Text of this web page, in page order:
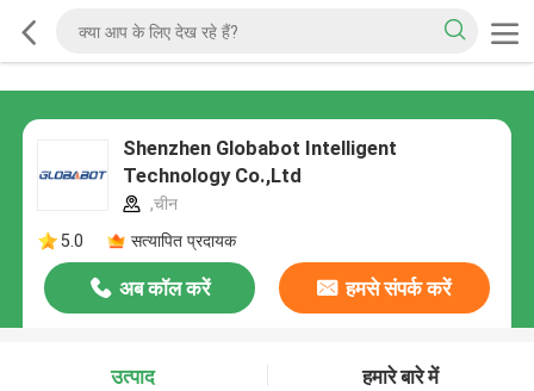
Shenzhen Globabot Intelligent
Technology Co.,Ltd
,चीन
5.0
सत्यापित प्रदायक
अब कॉल करें हमसे संपर्क करें
उत्पाद हमारे बारे में